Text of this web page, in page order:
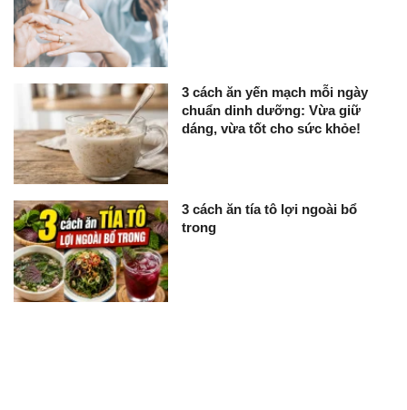
3 cách ăn yến mạch mỗi ngày
chuẩn dinh dưỡng: Vừa giữ
dáng, vừa tốt cho sức khỏe!
3 cách ăn tía tô lợi ngoài bổ
trong